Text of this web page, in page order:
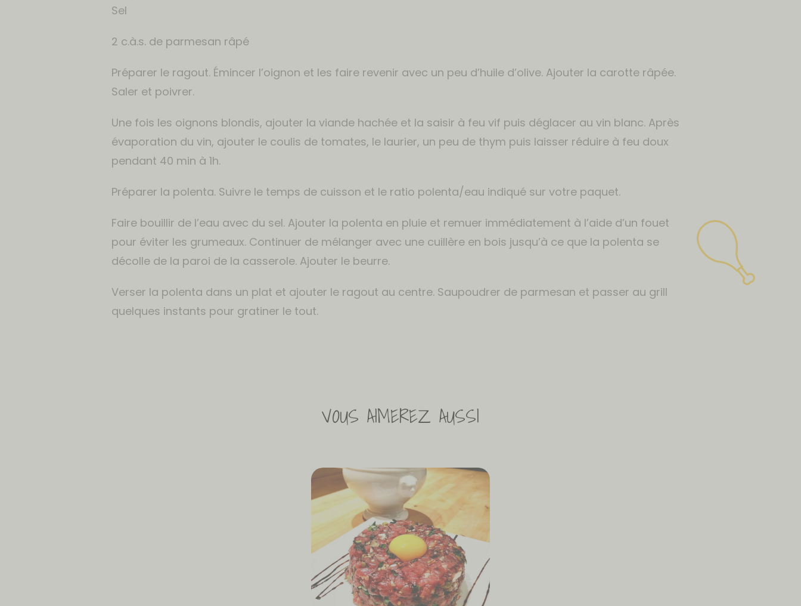
Sel
2 c.à.s. de parmesan râpé
Préparer le ragout. Émincer l’oignon et les faire revenir avec un peu d’huile d’olive. Ajouter la carotte râpée.
Saler et poivrer.
Une fois les oignons blondis, ajouter la viande hachée et la saisir à feu vif puis déglacer au vin blanc. Après
évaporation du vin, ajouter le coulis de tomates, le laurier, un peu de thym puis laisser réduire à feu doux
pendant 40 min à 1h.
Préparer la polenta. Suivre le temps de cuisson et le ratio polenta/eau indiqué sur votre paquet.
Faire bouillir de l’eau avec du sel. Ajouter la polenta en pluie et remuer immédiatement à l’aide d’un fouet
pour éviter les grumeaux. Continuer de mélanger avec une cuillère en bois jusqu’à ce que la polenta se
décolle de la paroi de la casserole. Ajouter le beurre.
Verser la polenta dans un plat et ajouter le ragout au centre. Saupoudrer de parmesan et passer au grill
quelques instants pour gratiner le tout.
VOUS AIMEREZ AUSSI